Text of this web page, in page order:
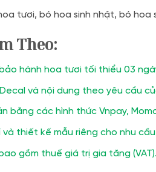
tươi, bó hoa sinh nhật, bó
Theo:
hành hoa tươi tối thiểu 03
Decal và nội dung theo yêu cầu
bằng các hình thức Vnpay,
và thiết kế mẫu riêng cho nhu
gồm thuế giá trị gia tăng (VAT).